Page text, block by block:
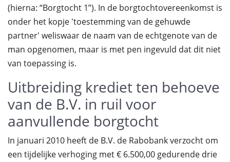
(hierna: “Borgtocht 1”). In de borgtochtovereenkomst is
onder het kopje 'toestemming van de gehuwde
partner' weliswaar de naam van de echtgenote van de
man opgenomen, maar is met pen ingevuld dat dit niet
van toepassing is.
Uitbreiding krediet ten behoeve
van de B.V. in ruil voor
aanvullende borgtocht
In januari 2010 heeft de B.V. de Rabobank verzocht om
een tijdelijke verhoging met € 6.500,00 gedurende drie